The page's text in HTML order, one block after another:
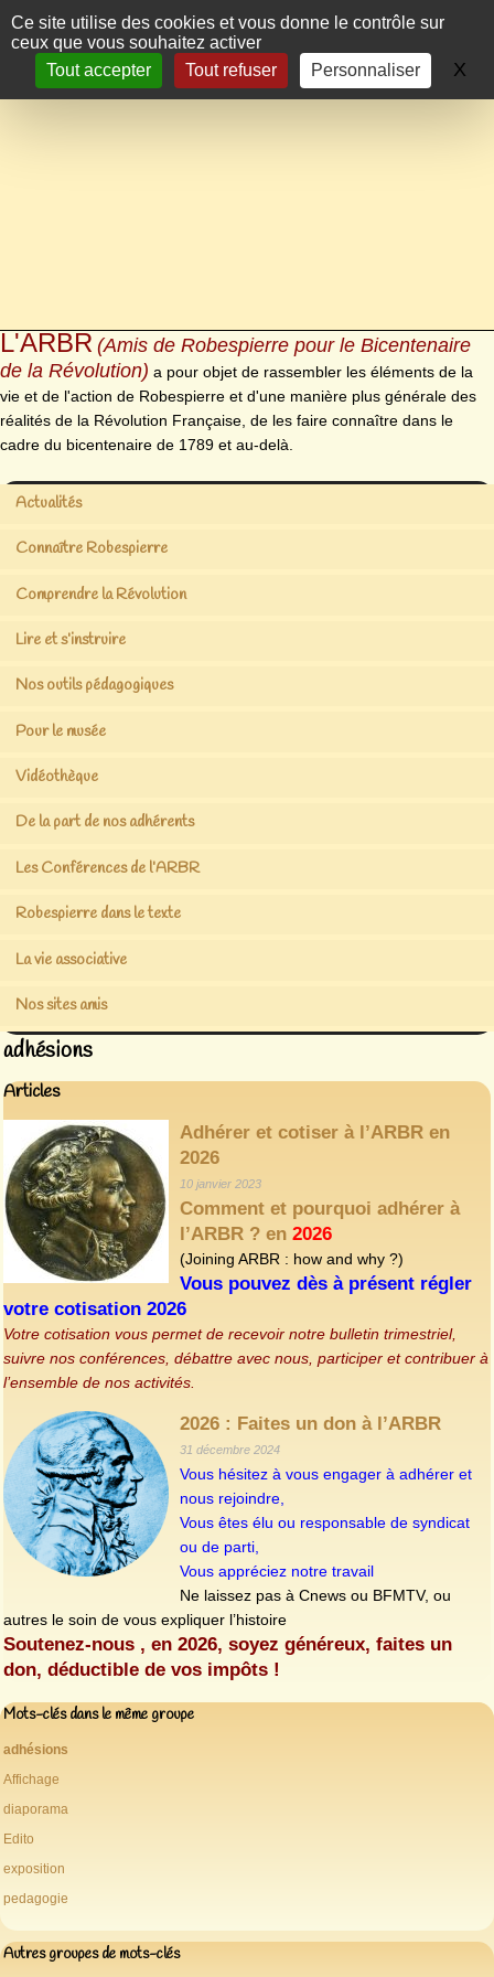
Panneau de gestion des cookies
Ce site utilise des cookies et vous donne le contrôle sur
ceux que vous souhaitez activer
Tout accepter
Tout refuser Personnaliser X
L'ARBR (Amis de Robespierre pour le Bicentenaire
de la Révolution) a pour objet de rassembler les éléments de la
vie et de l'action de Robespierre et d'une manière plus générale des
réalités de la Révolution Française, de les faire connaître dans le
cadre du bicentenaire de 1789 et au-delà.
Actualités
Connaître Robespierre
Comprendre la Révolution
Lire et s’instruire
Nos outils pédagogiques
Pour le musée
Vidéothèque
De la part de nos adhérents
Les Conférences de l’ARBR
Robespierre dans le texte
La vie associative
Nos sites amis
adhésions
Articles
Adhérer et cotiser à l’ARBR en
2026
10 janvier 2023
Comment et pourquoi adhérer à
l’ARBR ? en 2026
(Joining ARBR : how and why ?)
Vous pouvez dès à présent régler
votre cotisation 2026
Votre cotisation vous permet de recevoir notre bulletin trimestriel,
suivre nos conférences, débattre avec nous, participer et contribuer à
l’ensemble de nos activités.
2026 : Faites un don à l’ARBR
31 décembre 2024
Vous hésitez à vous engager à adhérer et
nous rejoindre,
Vous êtes élu ou responsable de syndicat
ou de parti,
Vous appréciez notre travail
Ne laissez pas à Cnews ou BFMTV, ou
autres le soin de vous expliquer l’histoire
Soutenez-nous , en 2026, soyez généreux, faites un
don, déductible de vos impôts !
Mots-clés dans le même groupe
adhésions
Affichage
diaporama
Edito
exposition
pedagogie
Autres groupes de mots-clés